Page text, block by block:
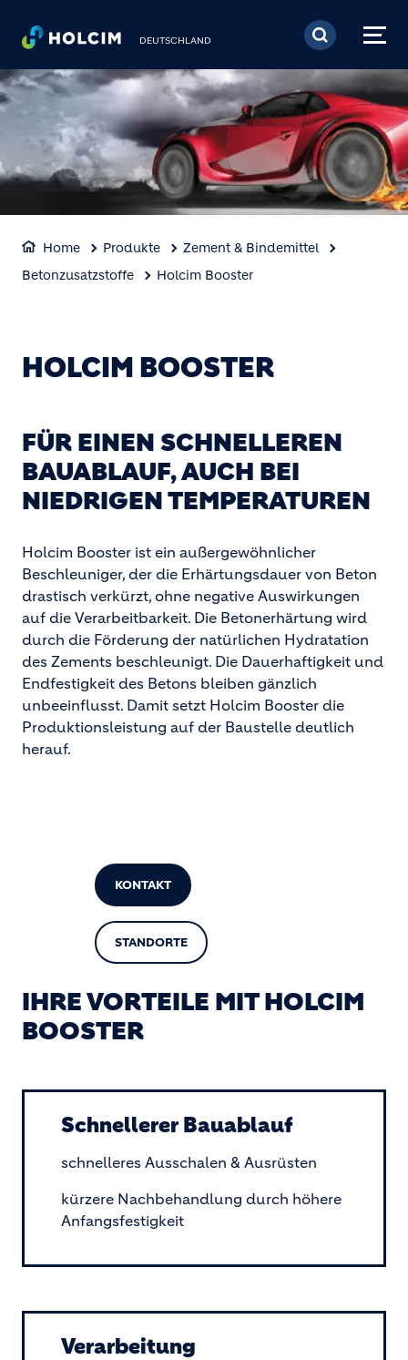
Direkt zum Inhalt
DEUTSCHLAND
Home Produkte
Zement & Bindemittel
Betonzusatzstoffe
Holcim Booster
HOLCIM BOOSTER
FÜR EINEN SCHNELLEREN
BAUABLAUF, AUCH BEI
NIEDRIGEN TEMPERATUREN
Holcim Booster ist ein außergewöhnlicher
Beschleuniger, der die Erhärtungsdauer von Beton
drastisch verkürzt, ohne negative Auswirkungen
auf die Verarbeitbarkeit. Die Betonerhärtung wird
durch die Förderung der natürlichen Hydratation
des Zements beschleunigt. Die Dauerhaftigkeit und
Endfestigkeit des Betons bleiben gänzlich
unbeeinflusst. Damit setzt Holcim Booster die
Produktionsleistung auf der Baustelle deutlich
herauf.
KONTAKT
STANDORTE
IHRE VORTEILE MIT HOLCIM
BOOSTER
Schnellerer Bauablauf
schnelleres Ausschalen & Ausrüsten
kürzere Nachbehandlung durch höhere
Anfangsfestigkeit
Verarbeitung